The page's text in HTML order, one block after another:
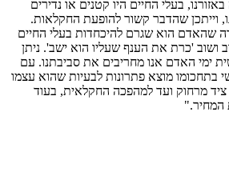
כ-10,000 שנה באזורנו, בעלי החיים היו קטנים או נדירים
וייתכן שהדבר קשור להופעת החקלאות.
שהאדם הוא שגרם להיכחדות בעלי החיים
ושוב 'כרת את הענף שעליו הוא ישב'. ניתן
ימי האדם אנו מחריבים את סביבתנו. עם
בתחכומו מוצא פתרונות לבעיות שהוא עצמו
מרחוק ועד למהפכה החקלאית, בעוד
המחיר."